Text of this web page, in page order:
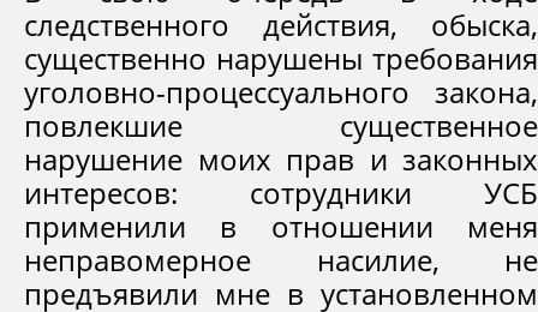
следственного действия, обыска,
существенно нарушены требования
уголовно-процессуального закона,
повлекшие существенное
нарушение моих прав и законных
интересов: сотрудники УСБ
применили в отношении меня
неправомерное насилие, не
предъявили мне в установленном